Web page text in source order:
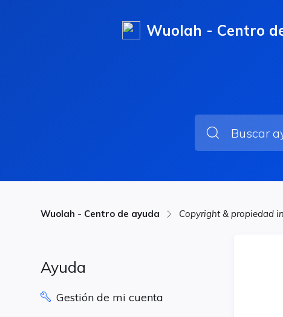
Wuolah - Centro
Wuolah - Centro de ayuda Copyright & propiedad
Ayuda
Gestión de mi cuenta